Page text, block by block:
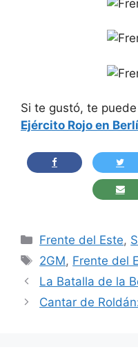
Si te gustó, te
Ejército Rojo en
Categorías
Frente del Este,
Etiquetas
2GM, Frente del
La Batalla de la
Cantar de